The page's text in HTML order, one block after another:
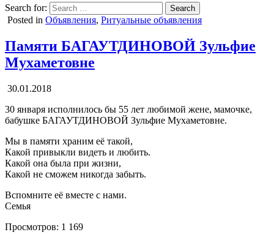
Search for:
Posted in Объявления, Ритуальные объявления
Памяти БАГАУТДИНОВОЙ Зульфие
Мухаметовне
30.01.2018
30 января исполнилось бы 55 лет любимой жене, мамочке,
бабушке БАГАУТДИНОВОЙ Зульфие Мухаметовне.
Мы в памяти храним её такой,
Какой привыкли видеть и любить.
Какой она была при жизни,
Какой не сможем никогда забыть.
Вспомните её вместе с нами.
Семья
Просмотров: 1 169